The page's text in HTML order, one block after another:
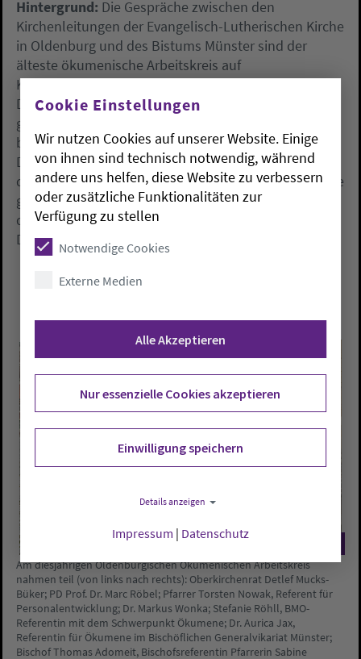
Hintergrund: Die Gespräche zwischen den
Kirchenleitungen der Evangelisch-Lutherischen Kirche
in Oldenburg und des Bistums Münster sind der
älteste ökumenische Arbeitskreis auf
Kirchenleitungsebene in der Bundesrepublik
Deutschland. 1966 ist der Arbeitskreis ins Leben
gerufen worden. Begonnen haben die Gespräche
bereits 1964 mit dem Zweiten Vatikanischen Konzil.
Das dort verabschiedete Ökumenismusdekret hatte
der römisch-katholischen Kirche die Tür zur Ökumene
geöffnet. Von diesen Gesprächen strahlten im Laufe
der Zeit viele Impulse für die Ökumene nach ganz
Deutschland aus.
Am diesjährigen Oldenburgischen Ökumenischen Arbeitskreis
nahmen teil (von links nach rechts): Oberkirchenrat Detlef Mucks-
Büker; PD Prof. Dr. Marc Röbel; Pfarrer Torsten Nowak, Referent für
Personalentwicklung; Dr. Markus Wonka; Stefanie Röhll, BMO-
Referentin mit dem Schwerpunkt Ökumene; Dr. Aurica Jax,
Referentin für Ökumene im Bischöflichen Generalvikariat Münster;
Bischof Thomas Adomeit, Bischofsreferentin Pfarrerin Sabine
Cookie Einstellungen
Wir nutzen Cookies auf unserer Website. Einige
von ihnen sind technisch notwendig, während
andere uns helfen, diese Website zu verbessern
oder zusätzliche Funktionalitäten zur
Verfügung zu stellen
Notwendige Cookies
Externe Medien
Alle Akzeptieren
Nur essenzielle Cookies akzeptieren
Einwilligung speichern
Details anzeigen
Impressum | Datenschutz